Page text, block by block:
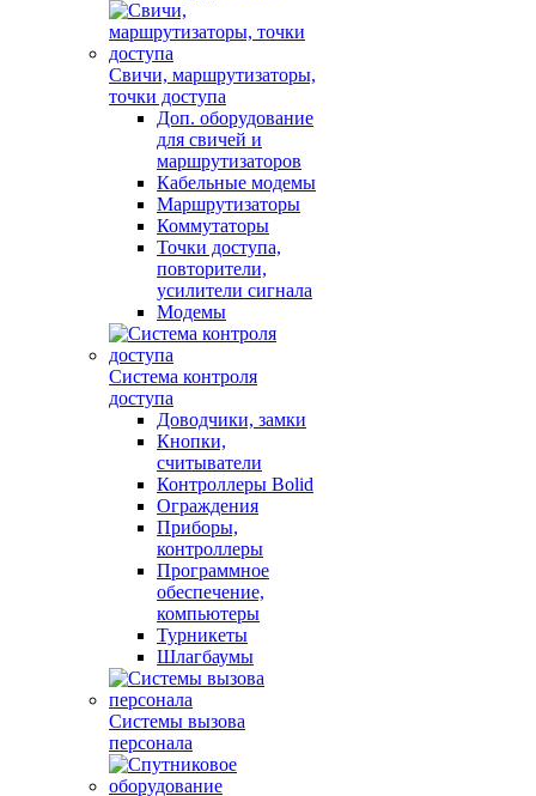
Свичи, маршрутизаторы,
точки доступа
Доп. оборудование
для свичей и
маршрутизаторов
Кабельные модемы
Маршрутизаторы
Коммутаторы
Точки доступа,
повторители,
усилители сигнала
Модемы
Система контроля
доступа
Доводчики, замки
Кнопки,
считыватели
Контроллеры Bolid
Ограждения
Приборы,
контроллеры
Программное
обеспечение,
компьютеры
Турникеты
Шлагбаумы
Системы вызова
персонала